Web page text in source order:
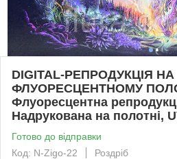
DIGITAL-РЕПРОДУКЦІЯ НА
ФЛУОРЕСЦЕНТНОМУ
Флуоресцентна
Надрукована на полотні,
Готово до відправки
Код: N-Zigo-22
Роздріб